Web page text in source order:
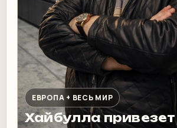
ЕВРОПА + ВЕСЬ МИР
Хайбулла привезет